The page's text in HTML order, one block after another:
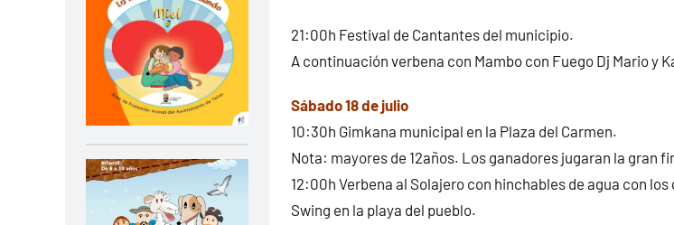
21:00h Festival de Cantantes del municipio.
A continuación verbena con Mambo con Fuego Dj Mario y
Sábado 18 de julio
10:30h Gimkana municipal en la Plaza del Carmen.
Nota: mayores de 12años. Los ganadores jugaran la gran
12:00h Verbena al Solajero con hinchables de agua con
Swing en la playa del pueblo.